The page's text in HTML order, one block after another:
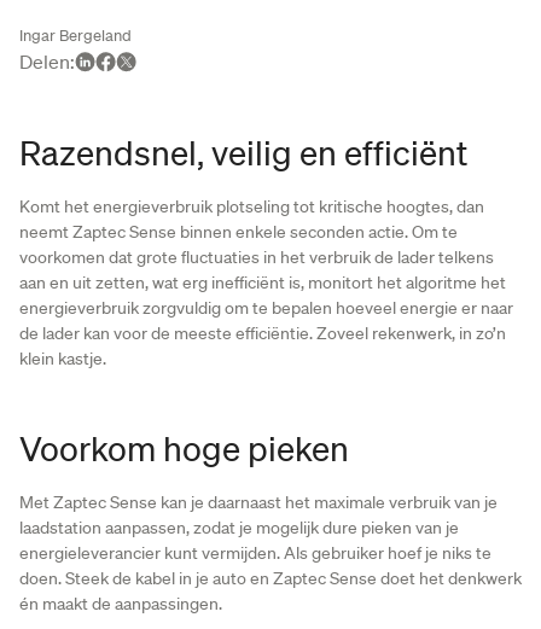
Ingar Bergeland
Delen:
Razendsnel, veilig en efficiënt
Komt het energieverbruik plotseling tot kritische hoogtes, dan
neemt Zaptec Sense binnen enkele seconden actie. Om te
voorkomen dat grote fluctuaties in het verbruik de lader telkens
aan en uit zetten, wat erg inefficiënt is, monitort het algoritme het
energieverbruik zorgvuldig om te bepalen hoeveel energie er naar
de lader kan voor de meeste efficiëntie. Zoveel rekenwerk, in zo’n
klein kastje.
Voorkom hoge pieken
Met Zaptec Sense kan je daarnaast het maximale verbruik van je
laadstation aanpassen, zodat je mogelijk dure pieken van je
energieleverancier kunt vermijden. Als gebruiker hoef je niks te
doen. Steek de kabel in je auto en Zaptec Sense doet het denkwerk
én maakt de aanpassingen.